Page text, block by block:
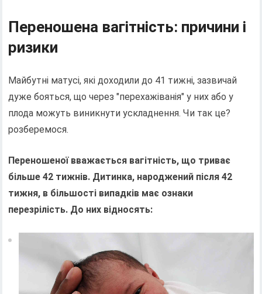
Переношена вагітність: причини і
ризики
Майбутні матусі, які доходили до 41 тижні, зазвичай
дуже бояться, що через "перехажіванія" у них або у
плода можуть виникнути ускладнення. Чи так це?
розберемося.
Переношеної вважається вагітність, що триває
більше 42 тижнів. Дитинка, народжений після 42
тижня, в більшості випадків має ознаки
перезрілість. До них відносять: